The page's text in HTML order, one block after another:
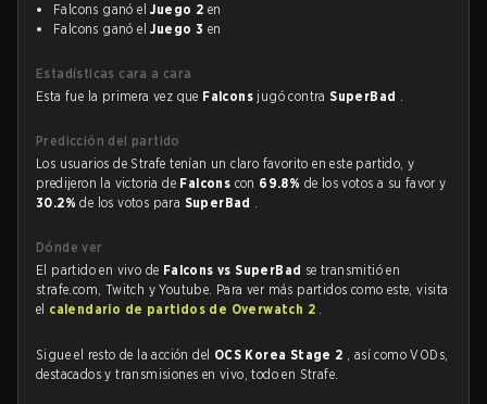
Falcons ganó elJuego 2 en
Falcons ganó elJuego 3 en
Estadísticas cara a cara
Esta fue la primera vez que Falcons jugó contraSuperBad .
Predicción del partido
Los usuarios de Strafe tenían un claro favorito en este partido, y
predijeron la victoria de Falcons con 69.8% de los votos a su favor y
30.2%de los votos para SuperBad .
Dónde ver
El partido en vivo de Falcons vs SuperBad se transmitió en
strafe.com, Twitch y Youtube. Para ver más partidos como este, visita
el calendario de partidos de Overwatch 2 .
Sigue el resto de la acción del OCS Korea Stage 2 , así como VODs,
destacados y transmisiones en vivo, todo en Strafe.